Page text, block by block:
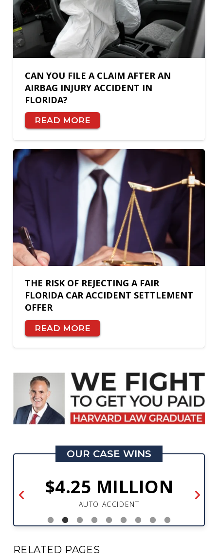
CAN YOU FILE A CLAIM AFTER AN
AIRBAG INJURY ACCIDENT IN
FLORIDA?
READ MORE
THE RISK OF REJECTING A FAIR
FLORIDA CAR ACCIDENT SETTLEMENT
OFFER
READ MORE
OUR CASE WINS
$4.25 MILLION
AUTO ACCIDENT
RELATED PAGES